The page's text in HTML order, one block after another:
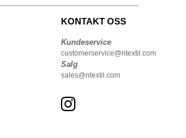
KONTAKT OSS
Kundeservice
customerservice@ntextil.com
Salg
sales@ntextil.com